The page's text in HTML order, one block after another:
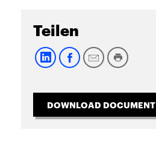
Teilen
DOWNLOAD DOCUMENT